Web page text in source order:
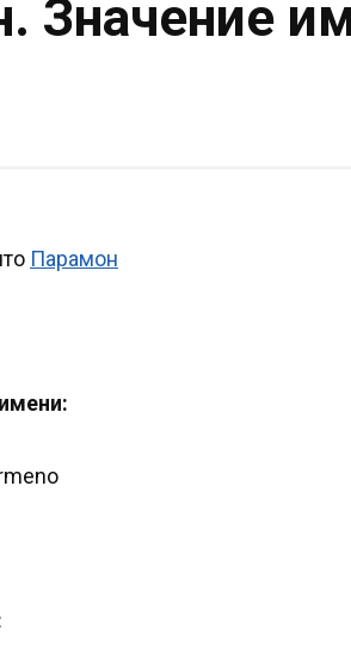
Значение
Парамон